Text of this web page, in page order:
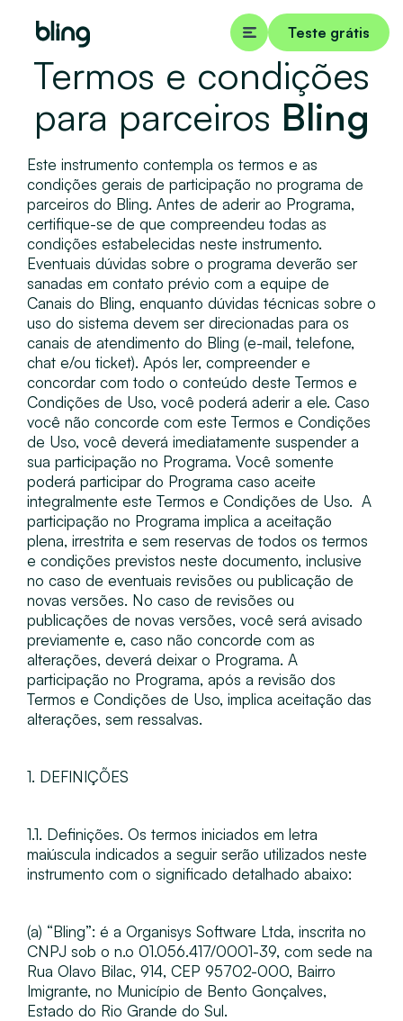
Teste grátis
Termos e condições
para parceiros Bling
Este instrumento contempla os termos e as
condições gerais de participação no programa de
parceiros do Bling. Antes de aderir ao Programa,
certifique-se de que compreendeu todas as
condições estabelecidas neste instrumento.
Eventuais dúvidas sobre o programa deverão ser
sanadas em contato prévio com a equipe de
Canais do Bling, enquanto dúvidas técnicas sobre o
uso do sistema devem ser direcionadas para os
canais de atendimento do Bling (e-mail, telefone,
chat e/ou ticket). Após ler, compreender e
concordar com todo o conteúdo deste Termos e
Condições de Uso, você poderá aderir a ele. Caso
você não concorde com este Termos e Condições
de Uso, você deverá imediatamente suspender a
sua participação no Programa. Você somente
poderá participar do Programa caso aceite
integralmente este Termos e Condições de Uso. ​ A
participação no Programa implica a aceitação
plena, irrestrita e sem reservas de todos os termos
e condições previstos neste documento, inclusive
no caso de eventuais revisões ou publicação de
novas versões. No caso de revisões ou
publicações de novas versões, você será avisado
previamente e, caso não concorde com as
alterações, deverá deixar o Programa. A
participação no Programa, após a revisão dos
Termos e Condições de Uso, implica aceitação das
alterações, sem ressalvas.
1. DEFINIÇÕES
1.1. Definições​. Os termos iniciados em letra
maiúscula indicados a seguir serão utilizados neste
instrumento com o significado detalhado abaixo:
(a) “​Bling​”: é a Organisys Software Ltda, inscrita no
CNPJ sob o n.o 01.056.417/0001-39, com sede na
Rua Olavo Bilac, 914, CEP 95702-000, Bairro
Imigrante, no Município de Bento Gonçalves,
Estado do Rio Grande do Sul.